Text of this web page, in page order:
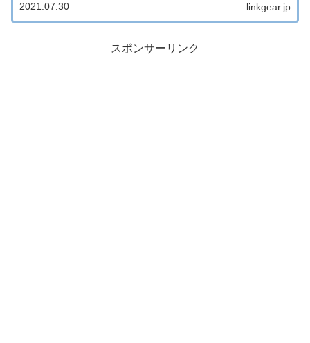
linkgear.jp
2021.07.30
スポンサーリンク